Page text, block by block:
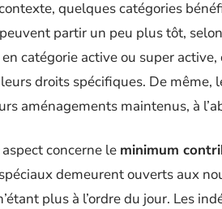
quelques catégories
peuvent partir un peu plus tôt,
catégorie active ou super
droits spécifiques. De même,
aménagements maintenus, à
concerne le minimum
demeurent ouverts aux
plus à l’ordre du jour. Les